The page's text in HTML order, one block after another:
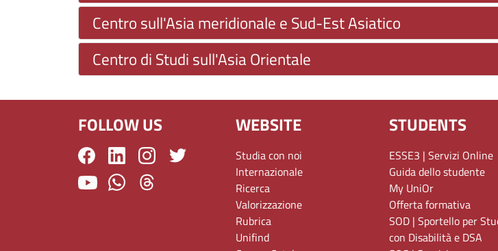
Centro sull'Asia meridionale e Sud-Est Asiatico
Centro di Studi sull'Asia Orientale
FOLLOW US WEBSITE
Studia con noi
Internazionale
Ricerca
Valorizzazione
Rubrica
Unifind
STUDENTS
ESSE3 | Servizi Online
Guida dello studente
My UniOr
Offerta formativa
SOD | Sportello per
con Disabilità e DSA